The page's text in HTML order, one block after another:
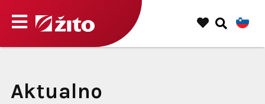
Aktualno